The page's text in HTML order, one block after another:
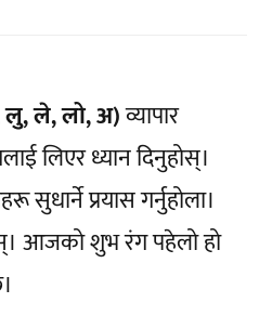
लु, ले, लो, अ)व्यापार
लिएर ध्यान दिनुहोस्।
सुधार्ने प्रयास गर्नुहोला।
आजको शुभ रंग पहेलो हो